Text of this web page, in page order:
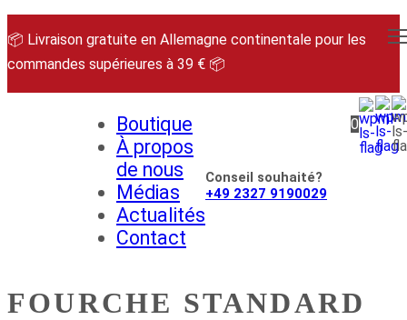
au
contenu
📦 Livraison gratuite en Allemagne continentale pour les
commandes supérieures à 39 € 📦
Boutique
À propos
de nous
Médias
Actualités
Contact
0
Conseil souhaité?
+49 2327 9190029
FOURCHE STANDARD